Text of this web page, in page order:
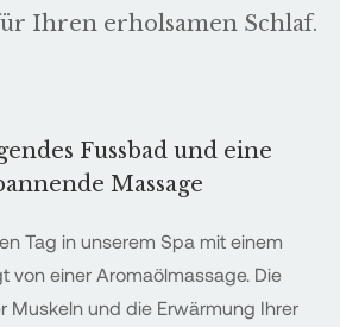
Ihren erholsamen Schlaf.
Fussbad und eine
Massage
Tag in unserem Spa mit einem
von einer Aromaölmassage. Die
Muskeln und die Erwärmung Ihrer